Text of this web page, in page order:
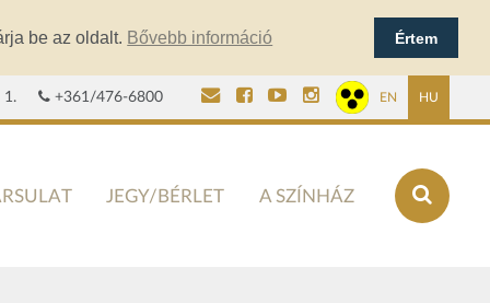
be az oldalt. Bővebb információ Értem
1. +361/476-6800 EN HU
JEGY/BÉRLET A SZÍNHÁZ